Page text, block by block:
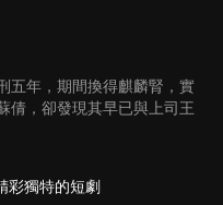
五年，期間換得麒麟腎，實
倩，卻發現其早已與上司王
二當家身份曝光，昔日仇敵
彩獨特的短劇